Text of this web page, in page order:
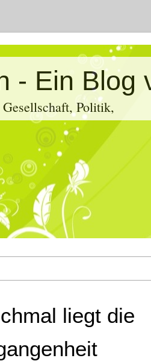
Gesellschaft, Politik,
liegt die